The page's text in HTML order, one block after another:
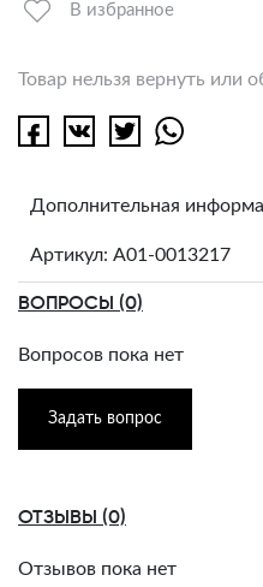
В избранное
Товар нельзя вернуть или
Дополнительная
Артикул: A01-0013217
ВОПРОСЫ (0)
Вопросов пока нет
Задать вопрос
ОТЗЫВЫ (0)
Отзывов пока нет